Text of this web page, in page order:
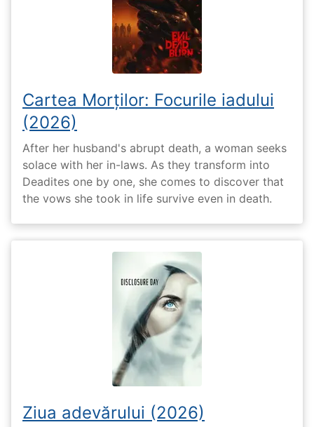
Cartea Morților: Focurile iadului
(2026)
After her husband's abrupt death, a woman seeks
solace with her in-laws. As they transform into
Deadites one by one, she comes to discover that
the vows she took in life survive even in death.
Ziua adevărului (2026)